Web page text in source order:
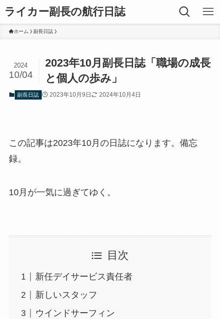
ライカー副長の航行日誌
ホーム 副長日誌
2023年10月副長日誌「職場の成長
と個人の歩み」
2024
10/04
副長日誌 2023年10月9日 2024年10月4日
この記事は2023年10月の日誌になります。備忘
録。
10月が一気に過ぎてゆく。
目次
新任デイサービス責任者
新しいスタッフ
ウインドサーフィン